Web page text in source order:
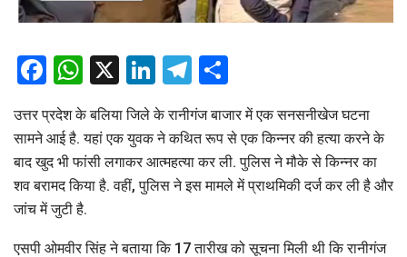
Facebook
WhatsApp
X LinkedIn
Telegram
उत्तर प्रदेश के बलिया जिले के रानीगंज बाजार में एक सनसनीखेज घटना
सामने आई है. यहां एक युवक ने कथित रूप से एक किन्नर की हत्या करने के
बाद खुद भी फांसी लगाकर आत्महत्या कर ली. पुलिस ने मौके से किन्नर का
शव बरामद किया है. वहीं, पुलिस ने इस मामले में प्राथमिकी दर्ज कर ली है और
जांच में जुटी है.
एसपी ओमवीर सिंह ने बताया कि 17 तारीख को सूचना मिली थी कि रानीगंज